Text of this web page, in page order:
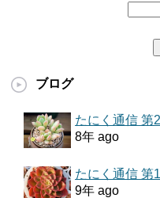
ブログ
たにく通信 第
8年 ago
たにく通信 第
9年 ago